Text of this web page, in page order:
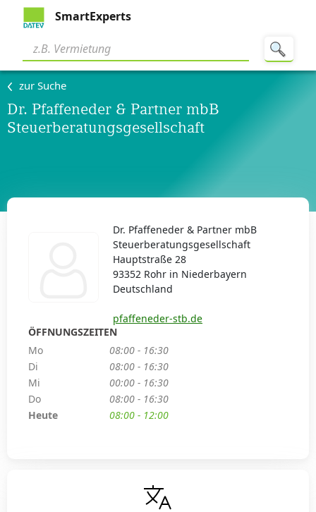
SmartExperts
zur Suche
Dr. Pfaffeneder & Partner mbB
Steuerberatungsgesellschaft
Dr. Pfaffeneder & Partner mbB
Steuerberatungsgesellschaft
Hauptstraße 28
93352 Rohr in Niederbayern
Deutschland
pfaffeneder-stb.de
ÖFFNUNGSZEITEN
Mo
08:00 - 16:30
Di
08:00 - 16:30
Mi
00:00 - 16:30
Do
08:00 - 16:30
Heute
08:00 - 12:00